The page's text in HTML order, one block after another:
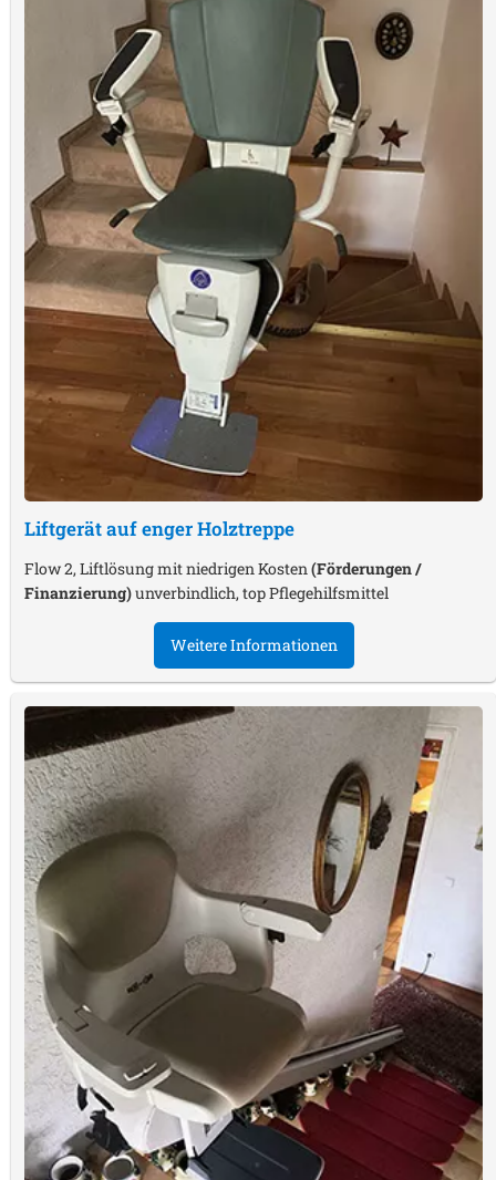
Liftgerät auf enger Holztreppe
Flow 2, Liftlösung mit niedrigen Kosten (Förderungen /
Finanzierung)unverbindlich, top Pflegehilfsmittel
Weitere Informationen